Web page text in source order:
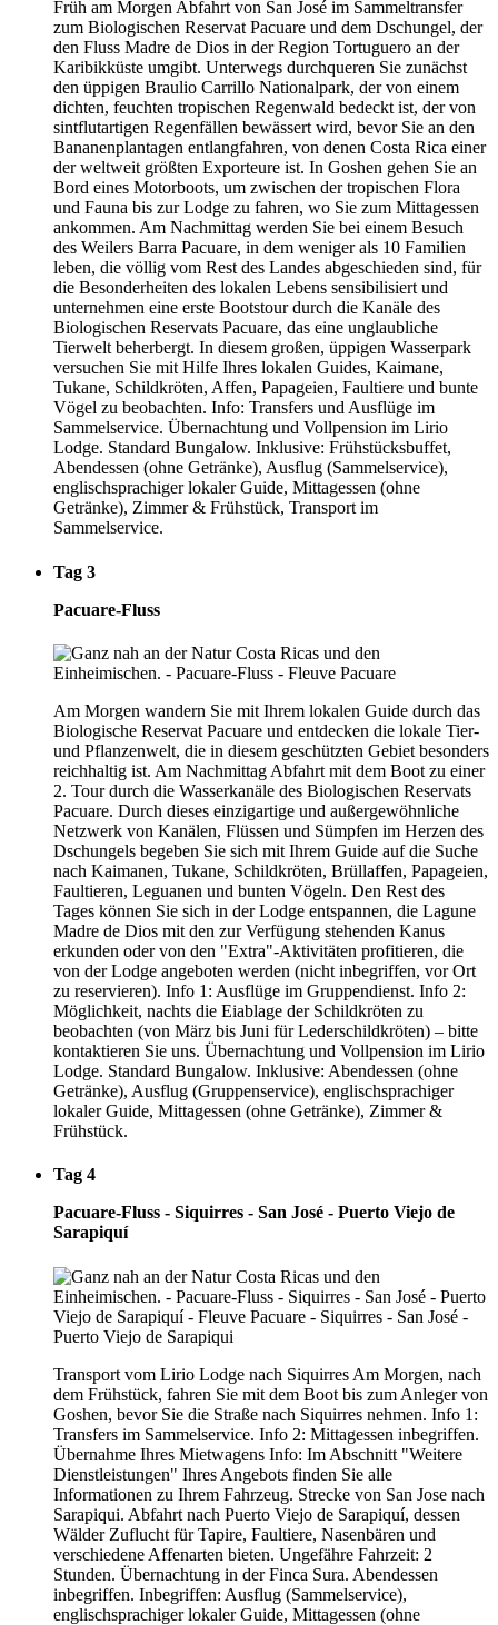
Früh am Morgen Abfahrt von San José im Sammeltransfer
zum Biologischen Reservat Pacuare und dem Dschungel, der
den Fluss Madre de Dios in der Region Tortuguero an der
Karibikküste umgibt. Unterwegs durchqueren Sie zunächst
den üppigen Braulio Carrillo Nationalpark, der von einem
dichten, feuchten tropischen Regenwald bedeckt ist, der von
sintflutartigen Regenfällen bewässert wird, bevor Sie an den
Bananenplantagen entlangfahren, von denen Costa Rica einer
der weltweit größten Exporteure ist. In Goshen gehen Sie an
Bord eines Motorboots, um zwischen der tropischen Flora
und Fauna bis zur Lodge zu fahren, wo Sie zum Mittagessen
ankommen. Am Nachmittag werden Sie bei einem Besuch
des Weilers Barra Pacuare, in dem weniger als 10 Familien
leben, die völlig vom Rest des Landes abgeschieden sind, für
die Besonderheiten des lokalen Lebens sensibilisiert und
unternehmen eine erste Bootstour durch die Kanäle des
Biologischen Reservats Pacuare, das eine unglaubliche
Tierwelt beherbergt. In diesem großen, üppigen Wasserpark
versuchen Sie mit Hilfe Ihres lokalen Guides, Kaimane,
Tukane, Schildkröten, Affen, Papageien, Faultiere und bunte
Vögel zu beobachten. Info: Transfers und Ausflüge im
Sammelservice. Übernachtung und Vollpension im Lirio
Lodge. Standard Bungalow. Inklusive: Frühstücksbuffet,
Abendessen (ohne Getränke), Ausflug (Sammelservice),
englischsprachiger lokaler Guide, Mittagessen (ohne
Getränke), Zimmer & Frühstück, Transport im
Sammelservice.
Tag 3
Pacuare-Fluss
Am Morgen wandern Sie mit Ihrem lokalen Guide durch das
Biologische Reservat Pacuare und entdecken die lokale Tier-
und Pflanzenwelt, die in diesem geschützten Gebiet besonders
reichhaltig ist. Am Nachmittag Abfahrt mit dem Boot zu einer
2. Tour durch die Wasserkanäle des Biologischen Reservats
Pacuare. Durch dieses einzigartige und außergewöhnliche
Netzwerk von Kanälen, Flüssen und Sümpfen im Herzen des
Dschungels begeben Sie sich mit Ihrem Guide auf die Suche
nach Kaimanen, Tukane, Schildkröten, Brüllaffen, Papageien,
Faultieren, Leguanen und bunten Vögeln. Den Rest des
Tages können Sie sich in der Lodge entspannen, die Lagune
Madre de Dios mit den zur Verfügung stehenden Kanus
erkunden oder von den "Extra"-Aktivitäten profitieren, die
von der Lodge angeboten werden (nicht inbegriffen, vor Ort
zu reservieren). Info 1: Ausflüge im Gruppendienst. Info 2:
Möglichkeit, nachts die Eiablage der Schildkröten zu
beobachten (von März bis Juni für Lederschildkröten) – bitte
kontaktieren Sie uns. Übernachtung und Vollpension im Lirio
Lodge. Standard Bungalow. Inklusive: Abendessen (ohne
Getränke), Ausflug (Gruppenservice), englischsprachiger
lokaler Guide, Mittagessen (ohne Getränke), Zimmer &
Frühstück.
Tag 4
Pacuare-Fluss - Siquirres - San José - Puerto Viejo de
Sarapiquí
Transport vom Lirio Lodge nach Siquirres Am Morgen, nach
dem Frühstück, fahren Sie mit dem Boot bis zum Anleger von
Goshen, bevor Sie die Straße nach Siquirres nehmen. Info 1:
Transfers im Sammelservice. Info 2: Mittagessen inbegriffen.
Übernahme Ihres Mietwagens Info: Im Abschnitt "Weitere
Dienstleistungen" Ihres Angebots finden Sie alle
Informationen zu Ihrem Fahrzeug. Strecke von San Jose nach
Sarapiqui. Abfahrt nach Puerto Viejo de Sarapiquí, dessen
Wälder Zuflucht für Tapire, Faultiere, Nasenbären und
verschiedene Affenarten bieten. Ungefähre Fahrzeit: 2
Stunden. Übernachtung in der Finca Sura. Abendessen
inbegriffen. Inbegriffen: Ausflug (Sammelservice),
englischsprachiger lokaler Guide, Mittagessen (ohne